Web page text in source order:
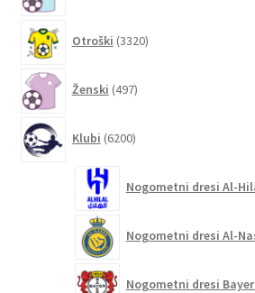
Otroški 3320izdelkov
Ženski 497izdelkov
Klubi 6200izdelkov
Nogometni dresi Al-
Nogometni dresi Al-
Nogometni dresi